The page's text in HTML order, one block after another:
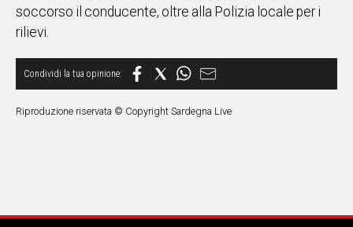
STORIE
soccorso il conducente, oltre alla Polizia locale per i
rilievi.
Riproduzione riservata © Copyright Sardegna Live